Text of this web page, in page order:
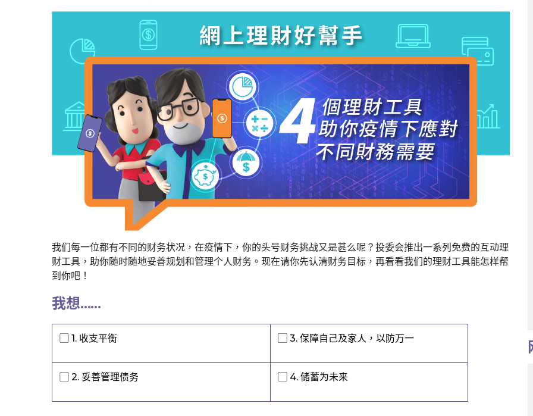
我们每一位都有不同的财务状况，在疫情下，你的头号财务挑战又是甚么呢？投委会推出一系列免费的互动理
财工具，助你随时随地妥善规划和管理个人财务。现在请你先认清财务目标，再看看我们的理财工具能怎样帮
到你吧！
我想……
▢ 1. 收支平衡 ▢ 3. 保障自己及家人，以防万一
▢ 2. 妥善管理债务 ▢ 4. 储蓄为未来